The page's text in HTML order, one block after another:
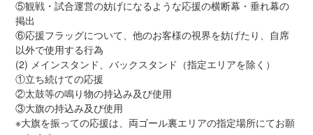
⑤観戦・試合運営の妨げになるような応援の横断幕・垂れ幕の
掲出
⑥応援フラッグについて、他のお客様の視界を妨げたり、自席
以外で使用する行為
(2) メインスタンド、バックスタンド（指定エリアを除く）
①立ち続けての応援
②太鼓等の鳴り物の持込み及び使用
③大旗の持込み及び使用
※大旗を振っての応援は、両ゴール裏エリアの指定場所にてお願